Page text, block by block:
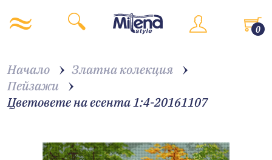
0
Начало
Златна колекция
Пейзажи
Цветовете на есента 1:4-20161107